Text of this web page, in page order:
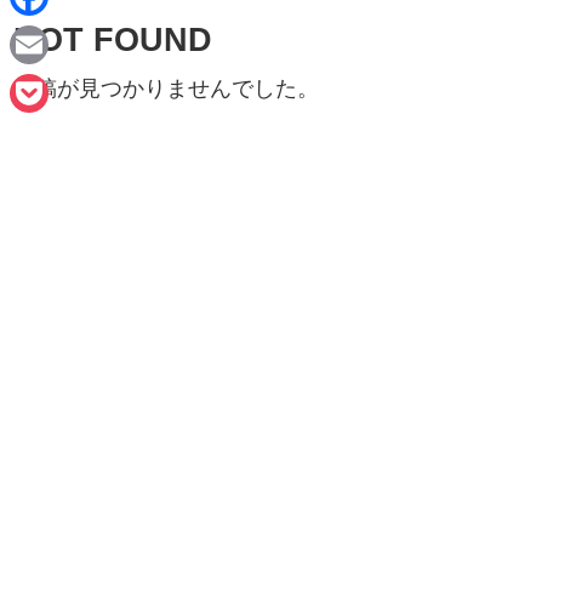
NOT FOUND
投稿が見つかりませんでした。
n
e
F
a
c
E